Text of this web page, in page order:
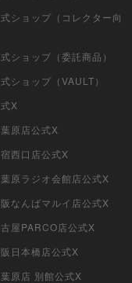
ショップ（コレクター向
ショップ（委託商品）
ショップ（VAULT）
X
原店公式X
西口店公式X
原ラジオ会館店公式X
なんばマルイ店公式X
屋PARCO店公式X
日本橋店公式X
原店 別館公式X